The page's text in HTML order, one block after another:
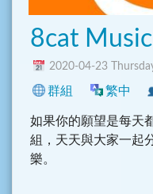
8cat
2020-04-23
群組 繁中
如果你的願望是每天
組，天天與大家一起
樂。